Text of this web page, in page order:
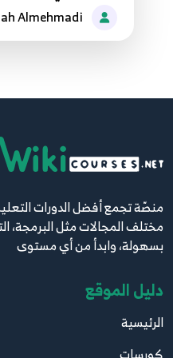
14:08
19
4:21
3. Internal CSS
21
4. Class and ID
منصّة تجمع أفضل الدورات
مختلف المجالات مثل البرمجة،
بسهولة، وابدأ من أي مستوى
دليل الموقع
الرئيسية